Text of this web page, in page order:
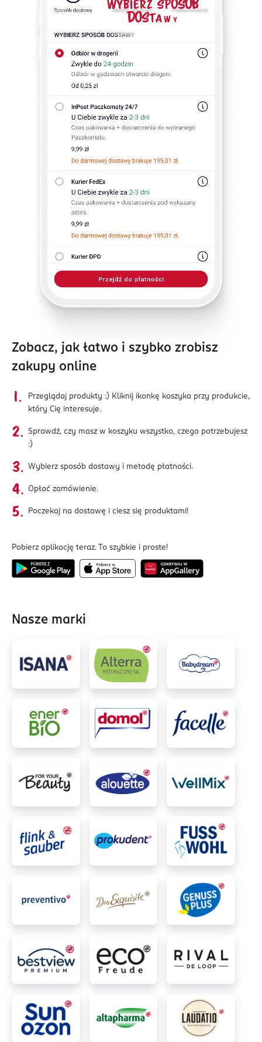
Zobacz, jak łatwo i szybko zrobisz
zakupy online
Przeglądaj produkty :) Kliknij ikonkę koszyka przy produkcie,
który Cię interesuje.
Sprawdź, czy masz w koszyku wszystko, czego potrzebujesz
:)
Wybierz sposób dostawy i metodę płatności.
Opłać zamówienie.
Poczekaj na dostawę i ciesz się produktami!
Pobierz aplikację teraz. To szybkie i proste!
Nasze marki